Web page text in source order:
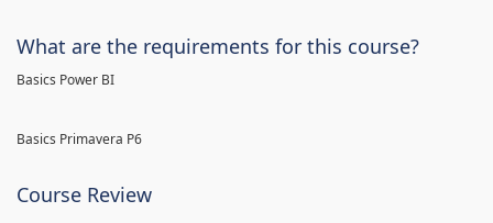
What are the requirements for this course?
Basics Power BI
Basics Primavera P6
Course Review